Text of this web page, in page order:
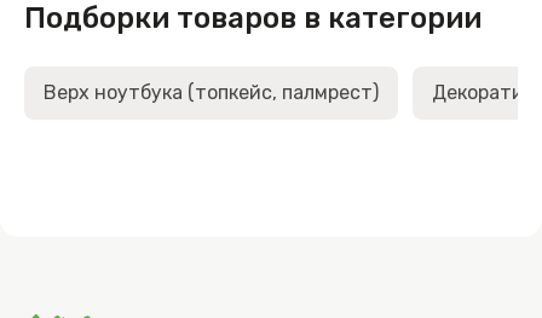
Подборки товаров в категории
Верх ноутбука (топкейс, палмрест)